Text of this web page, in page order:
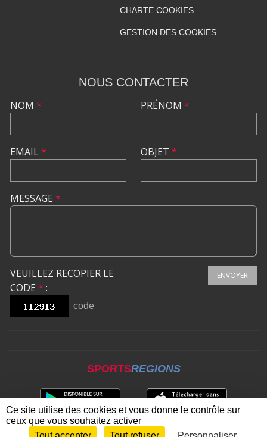
CHARTE COOKIES
GESTION DES COOKIES
NOUS CONTACTER
NOM *
EMAIL*
PRÉNOM *
OBJET *
MESSAGE *
VEUILLEZ RECOPIER LE
CODE * :
ENVOYER
SPORTSREGIONS
Ce site utilise des cookies et vous donne le contrôle sur
ceux que vous souhaitez activer